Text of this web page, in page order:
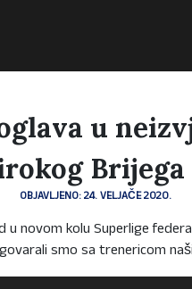
u
OBJAVLJENO: 24. VELJAČE 2020.
u novom kolu Superlige
smo sa trenericom